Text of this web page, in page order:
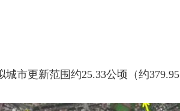
城市更新范围约25.33公顷（约379.95